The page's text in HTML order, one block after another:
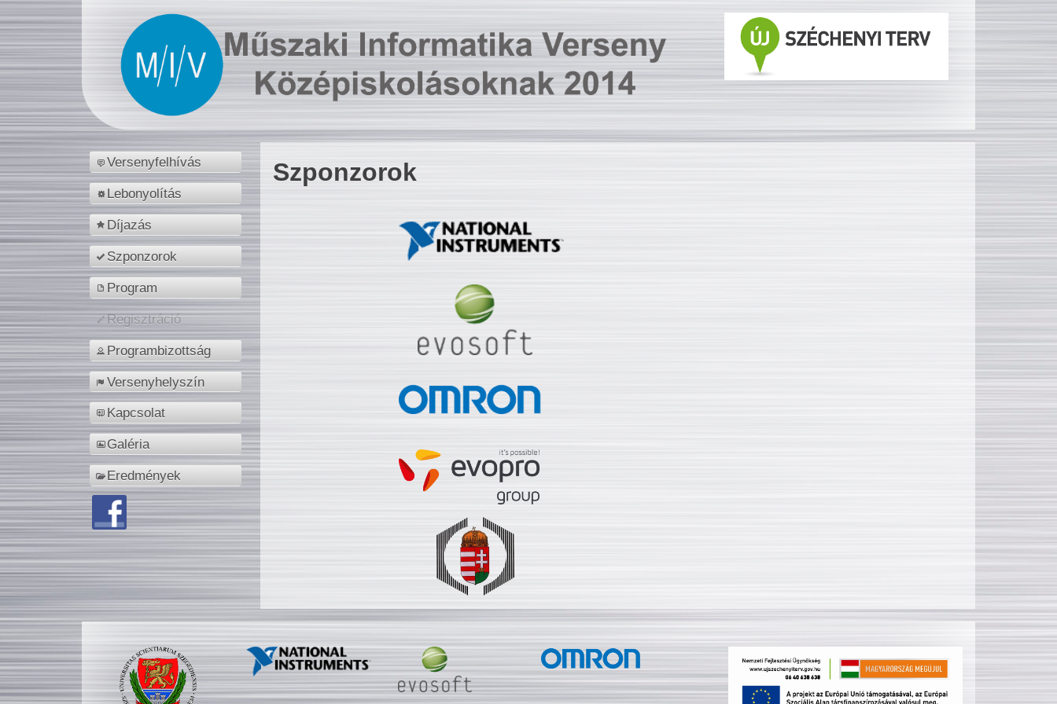
Versenyfelhívás
Lebonyolítás
Díjazás
Szponzorok
Program
Regisztráció
Programbizottság
Versenyhelyszín
Kapcsolat
Galéria
Eredmények
Szponzorok